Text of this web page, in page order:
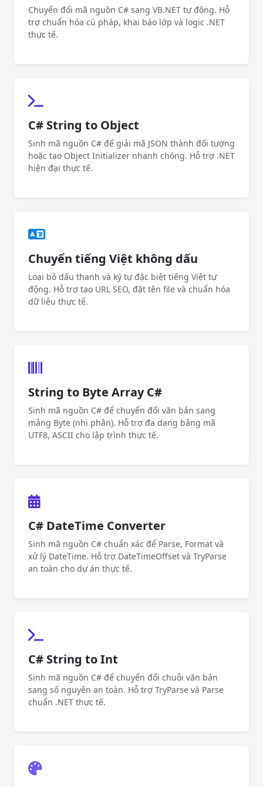
Chuyển đổi mã nguồn C# sang VB.NET tự động. Hỗ
trợ chuẩn hóa cú pháp, khai báo lớp và logic .NET
thực tế.
C# String to Object
Sinh mã nguồn C# để giải mã JSON thành đối tượng
hoặc tạo Object Initializer nhanh chóng. Hỗ trợ .NET
hiện đại thực tế.
Chuyển tiếng Việt không dấu
Loại bỏ dấu thanh và ký tự đặc biệt tiếng Việt tự
động. Hỗ trợ tạo URL SEO, đặt tên file và chuẩn hóa
dữ liệu thực tế.
String to Byte Array C#
Sinh mã nguồn C# để chuyển đổi văn bản sang
mảng Byte (nhị phân). Hỗ trợ đa dạng bảng mã
UTF8, ASCII cho lập trình thực tế.
C# DateTime Converter
Sinh mã nguồn C# chuẩn xác để Parse, Format và
xử lý DateTime. Hỗ trợ DateTimeOffset và TryParse
an toàn cho dự án thực tế.
C# String to Int
Sinh mã nguồn C# để chuyển đổi chuỗi văn bản
sang số nguyên an toàn. Hỗ trợ TryParse và Parse
chuẩn .NET thực tế.